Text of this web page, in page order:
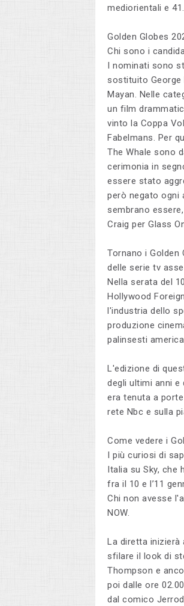
mediorientali e
Golden Globes
Chi sono i
I nominati sono
sostituito George
Mayan. Nelle
un film
vinto la Coppa
Fabelmans. Per
The Whale sono
cerimonia in
essere stato
però negato ogni
sembrano
Craig per Glass
Tornano i Golden
delle serie tv
Nella serata del
Hollywood
l'industria dello
produzione
palinsesti
L'edizione di
degli ultimi anni
era tenuta a
rete Nbc e sulla
Come vedere i
I più curiosi di
Italia su Sky, che
fra il 10 e l’11
Chi non avesse
NOW.
La diretta inizierà
sfilare il look di
Thompson e
poi dalle ore
dal comico